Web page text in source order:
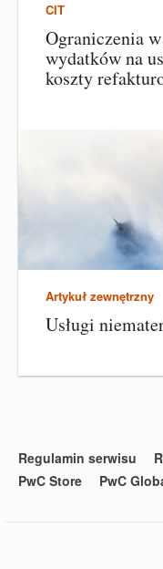
CIT
Ograniczenia
wydatków na
koszty
Artykuł zewnętrzny
Usługi
Regulamin serwisu
PwC Store
PwC